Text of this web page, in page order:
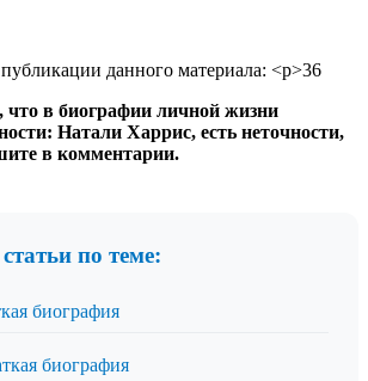
данного материала: <р>36
что в биографии личной жизни
Натали Харрис, есть неточности,
в комментарии.
по теме:
биография
биография